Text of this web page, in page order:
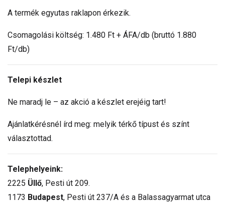
A termék egyutas raklapon érkezik.
Csomagolási költség: 1.480 Ft + ÁFA/db (bruttó 1.880
Ft/db)
Telepi készlet
Ne maradj le – az akció a készlet erejéig tart!
Ajánlatkérésnél írd meg: melyik térkő típust és színt
választottad.
Telephelyeink:
2225 Üllő, Pesti út 209.
1173 Budapest, Pesti út 237/A és a Balassagyarmat utca